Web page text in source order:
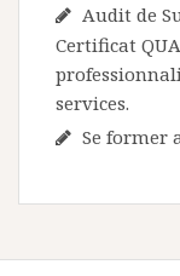
Audit de
Certificat
services.
Se former